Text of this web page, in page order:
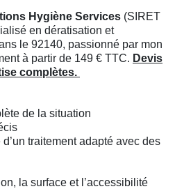
Hygiène Services (SIRET
en dératisation et
le 92140, passionné par mon
à partir de 149 € TTC. Devis
complètes.
de la situation
traitement adapté avec des
la surface et l’accessibilité